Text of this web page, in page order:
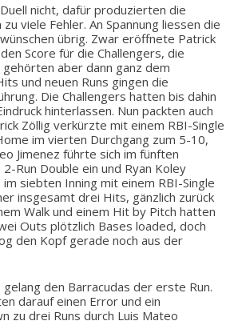
nicht, dafür produzierten die
viele Fehler. An Spannung liessen die
übrig. Zwar eröffnete Patrick
Score für die Challengers, die
aber dann ganz dem
und neuen Runs gingen die
Die Challengers hatten bis dahin
hinterlassen. Nun packten auch
Zöllig verkürzte mit einem RBI-Single
im vierten Durchgang zum 5-10,
Jimenez führte sich im fünften
Run Double ein und Ryan Koley
siebten Inning mit einem RBI-Single
insgesamt drei Hits, gänzlich zurück
Walk und einem Hit by Pitch hatten
Outs plötzlich Bases loaded, doch
den Kopf gerade noch aus der
den Barracudas der erste Run.
darauf einen Error und ein
zu drei Runs durch Luis Mateo